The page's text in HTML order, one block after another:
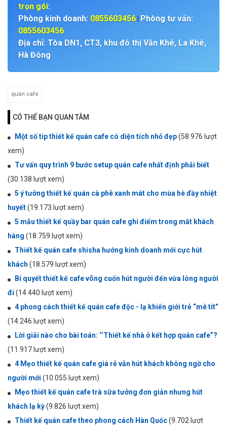
trọn gói:
Phòng kinh doanh: 0855603456
Phòng tư vấn:
0855603456
Địa chỉ: Tòa DN1, CT3, khu đô thị Văn Khê, La Khê,
Hà Đông
quán cafe
CÓ THỂ BẠN QUAN TÂM
Một số tip thiết kế quán cafe có diện tích nhỏ đẹp(58.976 lượt
xem)
Tư vấn quy trình 9 bước setup quán cafe nhất định phải biết
(30.138 lượt xem)
5 ý tưởng thiết kế quán cà phê xanh mát cho mùa hè đầy nhiệt
huyết(19.173 lượt xem)
5 mẫu thiết kế quầy bar quán cafe ghi điểm trong mắt khách
hàng (18.759 lượt xem)
Thiết kế quán cafe shisha hướng kinh doanh mới cực hút
khách (18.579 lượt xem)
Bí quyết thiết kế cafe võng cuốn hút người đến vừa lòng người
đi (14.440 lượt xem)
4 phong cách thiết kế quán cafe độc - lạ khiến giới trẻ “mê tít”
(14.246 lượt xem)
Lời giải nào cho bài toán: ‘’Thiết kế nhà ở kết hợp quán cafe”?
(11.917 lượt xem)
4 Mẹo thiết kế quán cafe giá rẻ vẫn hút khách không ngờ cho
người mới (10.055 lượt xem)
Mẹo thiết kế quán cafe trà sữa tưởng đơn giản nhưng hút
khách lạ kỳ(9.826 lượt xem)
Thiết kế quán cafe theo phong cách Hàn Quốc(9.702 lượt